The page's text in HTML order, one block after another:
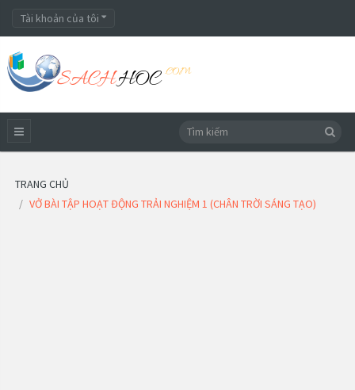
Tài khoản của tôi
TRANG CHỦ
VỞ BÀI TẬP HOẠT ĐỘNG TRẢI NGHIỆM 1 (CHÂN TRỜI SÁNG TẠO)